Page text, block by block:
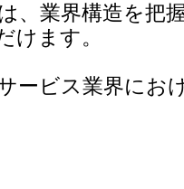
、業界構造を把
けます。
ービス業界にお